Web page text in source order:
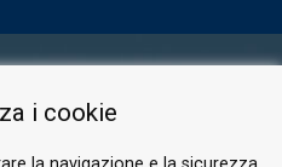
POLICY
i cookie